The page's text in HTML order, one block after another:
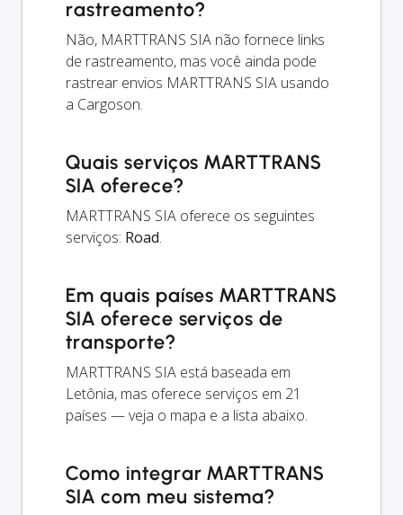
rastreamento?
Não, MARTTRANS SIA não fornece links
de rastreamento, mas você ainda pode
rastrear envios MARTTRANS SIA usando
a Cargoson.
Quais serviços MARTTRANS
SIA oferece?
MARTTRANS SIA oferece os seguintes
serviços: Road.
Em quais países MARTTRANS
SIA oferece serviços de
transporte?
MARTTRANS SIA está baseada em
Letônia, mas oferece serviços em 21
países — veja o mapa e a lista abaixo.
Como integrar MARTTRANS
SIA com meu sistema?